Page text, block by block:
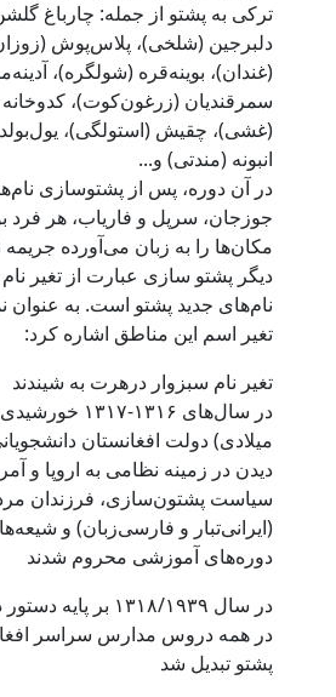
ترکی به پشتو از جمله: چارباغ
دلبرجین (شلخی)، پلاس‌پوش
(غندان)، بوینه‌قره (شولگره)،
سمرقندیان (زرغون‌کوت)، کدوخانه
(غشی)، چقیش (استولگی)،
انبونه (مندتی) و...
در آن دوره، پس از پشتوسازی
جوزجان، سرپل و فاریاب، هر فرد
مکان‌ها را به زبان می‌آورده
دیگر پشتو سازی عبارت از تغیر
نام‌های جدید پشتو است. به عنوان
تغیر اسم این مناطق اشاره کرد:
تغیر نام سبزوار درهرت به شیندند
میلادی) دولت افغانستان
دیدن در زمینه نظامی به اروپا و
سیاست پشتون‌سازی، فرزندان
(ایرانی‌تبار و فارسی‌زبان) و
دوره‌های آموزشی محروم شدند
در سال ۱۳۱۸/۱۹۳۹ بر
در همه دروس مدارس سراسر
پشتو تبدیل شد